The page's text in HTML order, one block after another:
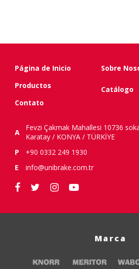
Página de Inicio
Sobre
Productos
Catálogo
Contato
A
Fevzi Çakmak Mahallesi 10736
Karatay / KONYA / TÜRKİYE
P
+90 0332 249 1930
E
info@unibrake.com.tr
Marca